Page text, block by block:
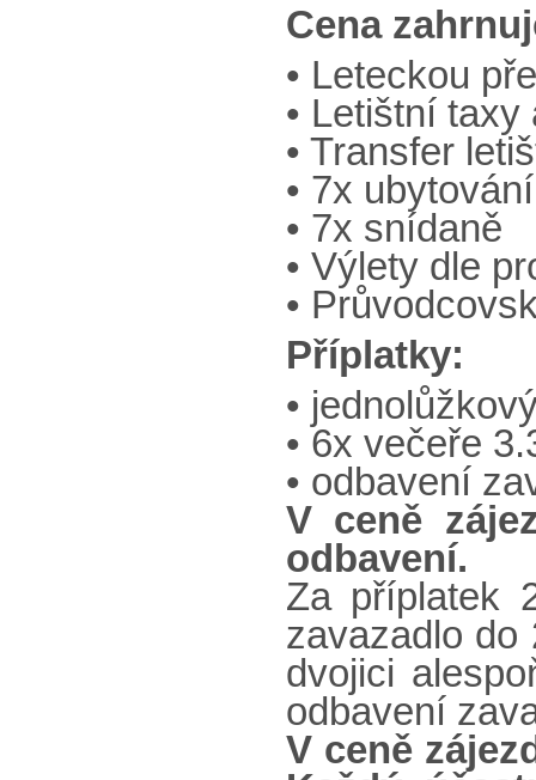
Cena
• Leteckou
• Letištní
• Transfer
• 7x
• 7x snídaně
• Výlety dle
•
Příplatky:
•
• 6x večeře
• odbavení
V ceně
odbavení.
Za příplatek
zavazadlo do
dvojici
odbavení
V ceně